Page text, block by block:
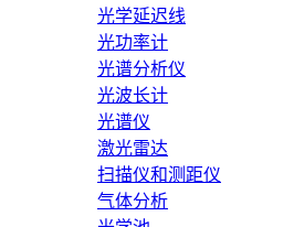
光学延迟线
光功率计
光谱分析仪
光波长计
光谱仪
激光雷达
扫描仪和测距仪
气体分析